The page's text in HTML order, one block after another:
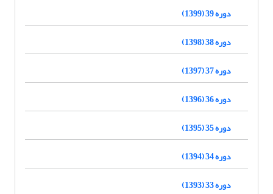
دوره 39 (1399)
دوره 38 (1398)
دوره 37 (1397)
دوره 36 (1396)
دوره 35 (1395)
دوره 34 (1394)
دوره 33 (1393)